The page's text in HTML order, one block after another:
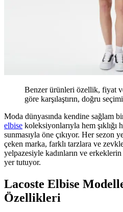
Benzer ürünleri özellik, fiyat
göre karşılaştırın, doğru
Moda dünyasında kendine sağlam
elbise koleksiyonlarıyla hem şıklığı
sunmasıyla öne çıkıyor. Her sezon
çeken marka, farklı tarzlara ve
yelpazesiyle kadınların ve
yer tutuyor.
Lacoste Elbise
Özellikleri